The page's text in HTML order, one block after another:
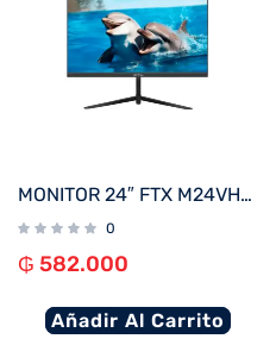
MONITOR 24″ FTX M24VHDFML FHD VGA/HDMI/75HZ/1MS/VA/BIVOLT BORDE INFINITO
0
₲ 582.000
Añadir Al Carrito